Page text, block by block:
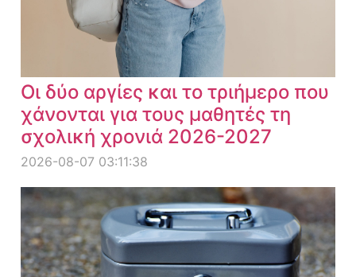
Οι δύο αργίες και το τριήμερο που
χάνονται για τους μαθητές τη
σχολική χρονιά 2026-2027
2026-08-07 03:11:38